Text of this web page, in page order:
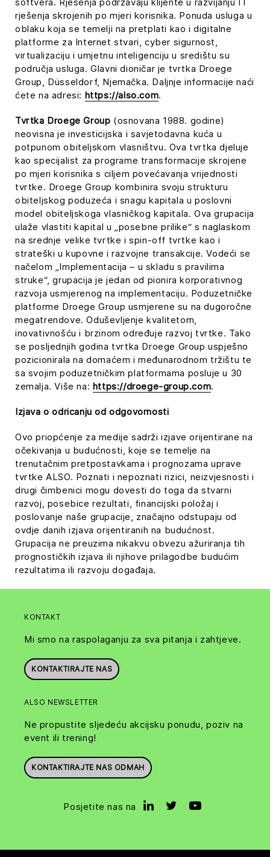
rješenja skrojenih po mjeri korisnika. Ponuda usluga u
oblaku koja se temelji na pretplati kao i digitalne
platforme za Internet stvari, cyber sigurnost,
virtualizaciju i umjetnu inteligenciju u središtu su
područja usluga. Glavni dioničar je tvrtka Droege
Group, Düsseldorf, Njemačka. Daljnje informacije naći
ćete na adresi: https://also.com.
Tvrtka Droege Group (osnovana 1988. godine)
neovisna je investicijska i savjetodavna kuća u
potpunom obiteljskom vlasništvu. Ova tvrtka djeluje
kao specijalist za programe transformacije skrojene
po mjeri korisnika s ciljem povećavanja vrijednosti
tvrtke. Droege Group kombinira svoju strukturu
obiteljskog poduzeća i snagu kapitala u poslovni
model obiteljskoga vlasničkog kapitala. Ova grupacija
ulaže vlastiti kapital u „posebne prilike“ s naglaskom
na srednje velike tvrtke i spin-off tvrtke kao i
strateški u kupovne i razvojne transakcije. Vodeći se
načelom „Implementacija – u skladu s pravilima
struke“, grupacija je jedan od pionira korporativnog
razvoja usmjerenog na implementaciju. Poduzetničke
platforme Droege Group usmjerene su na dugoročne
megatrendove. Oduševljenje kvalitetom,
inovativnošću i brzinom određuje razvoj tvrtke. Tako
se posljednjih godina tvrtka Droege Group uspješno
pozicionirala na domaćem i međunarodnom tržištu te
sa svojim poduzetničkim platformama posluje u 30
zemalja. Više na: https://droege-group.com.
Izjava o odricanju od odgovornosti
Ovo priopćenje za medije sadrži izjave orijentirane na
očekivanja u budućnosti, koje se temelje na
trenutačnim pretpostavkama i prognozama uprave
tvrtke ALSO. Poznati i nepoznati rizici, neizvjesnosti i
drugi čimbenici mogu dovesti do toga da stvarni
razvoj, posebice rezultati, financijski položaj i
poslovanje naše grupacije, značajno odstupaju od
ovdje danih izjava orijentiranih na budućnost.
Grupacija ne preuzima nikakvu obvezu ažuriranja tih
prognostičkih izjava ili njihove prilagodbe budućim
rezultatima ili razvoju događaja.
KONTAKT
Mi smo na raspolaganju za sva pitanja i zahtjeve.
KONTAKTIRAJTE NAS
ALSO NEWSLETTER
Ne propustite sljedeću akcijsku ponudu, poziv na
event ili trening!
KONTAKTIRAJTE NAS ODMAH
Posjetite nas na